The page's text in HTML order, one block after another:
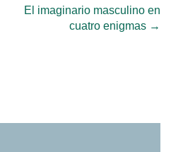
El imaginario masculino en
cuatro enigmas →